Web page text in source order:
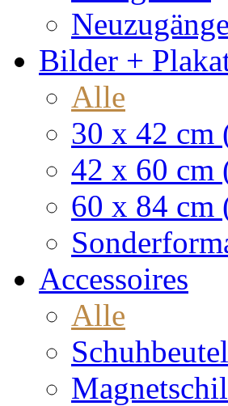
Neuzugänge
Bilder +
Alle
30 x 42 cm
42 x 60 cm
60 x 84 cm
Accessoires
Alle
Schuhbeutel